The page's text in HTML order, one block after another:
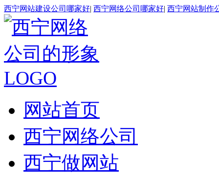
西宁网站建设公司哪家好| 西宁网络公司哪家好| 西宁网站制作
网站首页
西宁网络公司
西宁做网站